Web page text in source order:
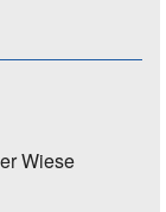
Wiese